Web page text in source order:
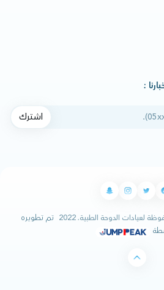
:
اشترك
الدوحة الطبية. 2022
تم تطويره